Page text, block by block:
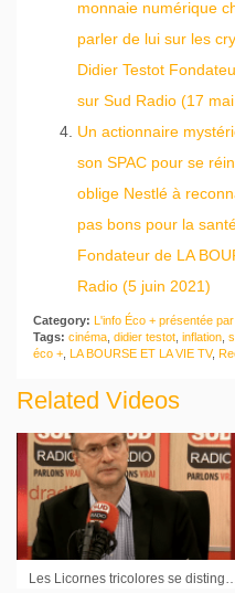
monnaie numérique
parler de lui sur les
Didier Testot
sur Sud Radio (17
Un actionnaire
son SPAC pour se
oblige Nestlé à
pas bons pour la
Fondateur de LA
Radio (5 juin 2021)
Category: L'info Éco + présentée
Tags: cinéma didier testot inflation
éco + LA BOURSE ET LA VIE TV,
Related Videos
Les Licornes tricolores se distinguent faut-il s’en réjouir ? – Les chiffres